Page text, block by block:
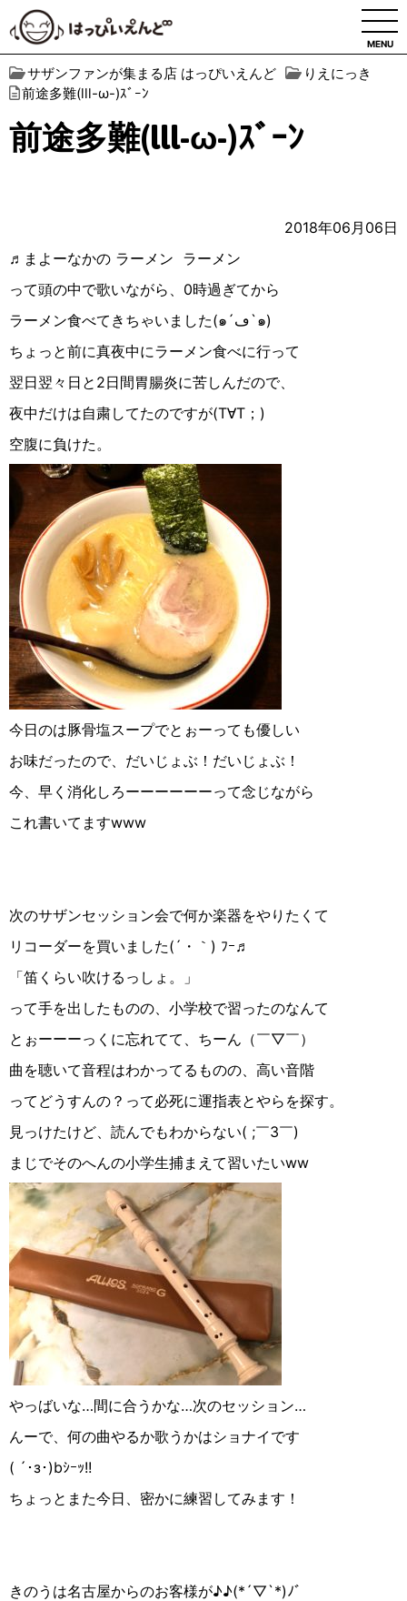
MENU
サザンファンが集まる店 はっぴいえんど
りえにっき
前途多難(lll-ω-)ｽﾞｰﾝ
前途多難(lll-ω-)ｽﾞｰﾝ
2018年06月06日
♬まよーなかの ラーメン ラーメン
って頭の中で歌いながら、0時過ぎてから
ラーメン食べてきちゃいました(๑´ڡ`๑)
ちょっと前に真夜中にラーメン食べに行って
翌日翌々日と2日間胃腸炎に苦しんだので、
夜中だけは自粛してたのですが(T∀︎T；)
空腹に負けた。
今日のは豚骨塩スープでとぉーっても優しい
お味だったので、だいじょぶ！だいじょぶ！
今、早く消化しろーーーーーーって念じながら
これ書いてますwww
次のサザンセッション会で何か楽器をやりたくて
リコーダーを買いました(´・｀) ﾌｰ♬
「笛くらい吹けるっしょ。」
って手を出したものの、小学校で習ったのなんて
とぉーーーっくに忘れてて、ちーん（￣▽︎￣）
曲を聴いて音程はわかってるものの、高い音階
ってどうすんの？って必死に運指表とやらを探す。
見っけたけど、読んでもわからない( ;￣3￣)
まじでそのへんの小学生捕まえて習いたいww
やっばいな…間に合うかな…次のセッション…
んーで、何の曲やるか歌うかはショナイです
( ´･з･)bｼｰｯ!!
ちょっとまた今日、密かに練習してみます！
きのうは名古屋からのお客様が♪︎♪︎(*´▽︎`*)ﾉﾞ